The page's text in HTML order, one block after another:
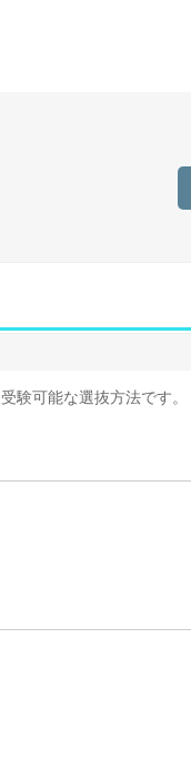
験可能な選抜方法です。